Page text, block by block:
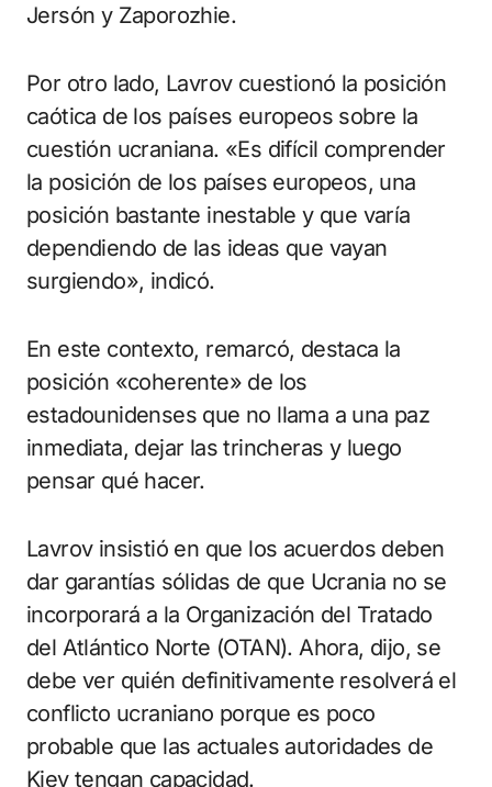
Jersón y Zaporozhie.
Por otro lado, Lavrov cuestionó la posición
caótica de los países europeos sobre la
cuestión ucraniana. «Es difícil comprender
la posición de los países europeos, una
posición bastante inestable y que varía
dependiendo de las ideas que vayan
surgiendo», indicó.
En este contexto, remarcó, destaca la
posición «coherente» de los
estadounidenses que no llama a una paz
inmediata, dejar las trincheras y luego
pensar qué hacer.
Lavrov insistió en que los acuerdos deben
dar garantías sólidas de que Ucrania no se
incorporará a la Organización del Tratado
del Atlántico Norte (OTAN). Ahora, dijo, se
debe ver quién definitivamente resolverá el
conflicto ucraniano porque es poco
probable que las actuales autoridades de
Kiev tengan capacidad.